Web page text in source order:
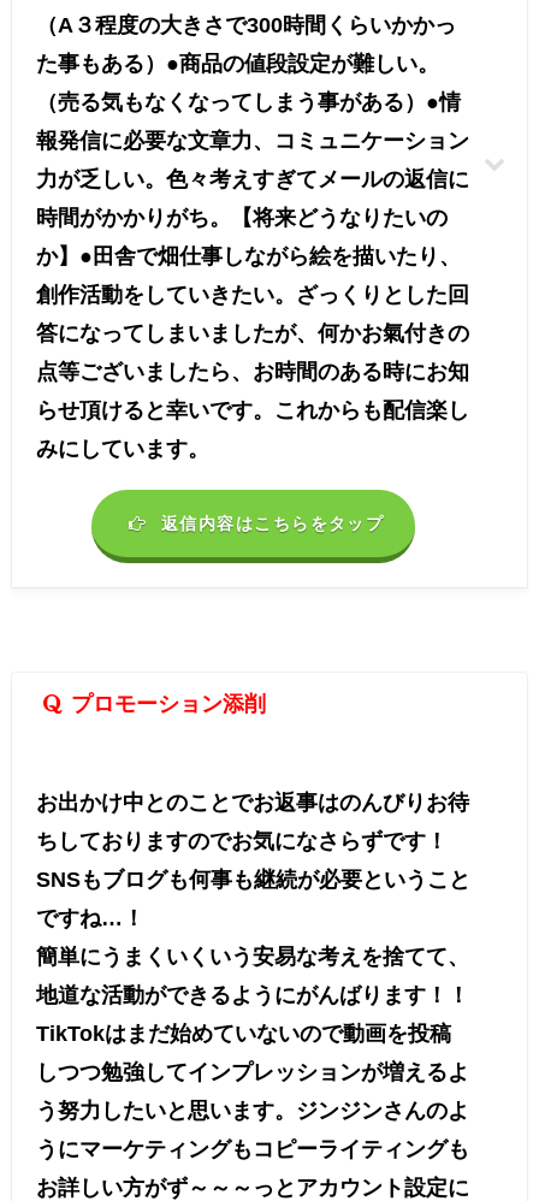
（A３程度の大きさで300時間くらいかかっ
た事もある）●商品の値段設定が難しい。
（売る気もなくなってしまう事がある）●情
報発信に必要な文章力、コミュニケーション
力が乏しい。色々考えすぎてメールの返信に
時間がかかりがち。【将来どうなりたいの
か】●田舎で畑仕事しながら絵を描いたり、
創作活動をしていきたい。ざっくりとした回
答になってしまいましたが、何かお氣付きの
点等ございましたら、お時間のある時にお知
らせ頂けると幸いです。これからも配信楽し
みにしています。
返信内容はこちらをタップ
プロモーション添削
お出かけ中とのことでお返事はのんびりお待
ちしておりますのでお気になさらずです！
SNSもブログも何事も継続が必要ということ
ですね…！
簡単にうまくいくいう安易な考えを捨てて、
地道な活動ができるようにがんばります！！
TikTokはまだ始めていないので動画を投稿
しつつ勉強してインプレッションが増えるよ
う努力したいと思います。ジンジンさんのよ
うにマーケティングもコピーライティングも
お詳しい方がず～～～っとアカウント設定に